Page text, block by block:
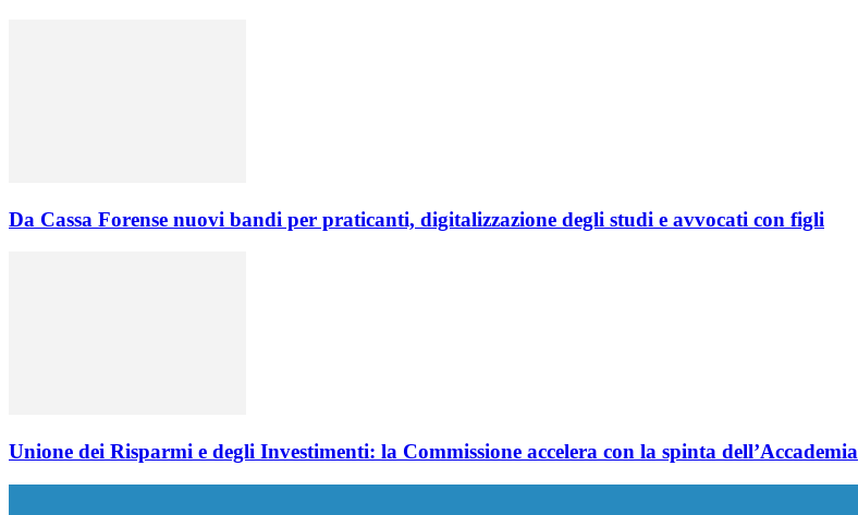
Da Cassa Forense nuovi bandi per praticanti, digitalizzazione degli studi e avvocati con figli
Unione dei Risparmi e degli Investimenti: la Commissione accelera con la spinta dell’Accademia